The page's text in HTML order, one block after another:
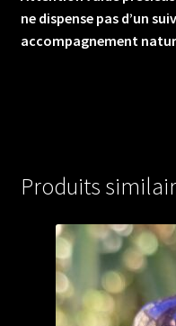
ne dispense pas d’un
accompagnement
Produits